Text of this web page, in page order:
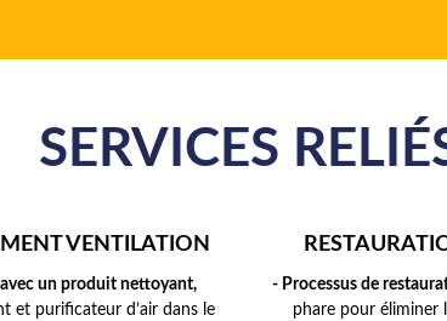
SERVICES
VENTILATION
un produit nettoyant,
et purificateur d’air dans le
- Processus de
phare pour éliminer